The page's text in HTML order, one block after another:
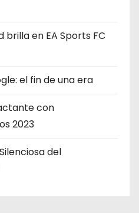
brilla en EA Sports FC
el fin de una era
con
2023
del